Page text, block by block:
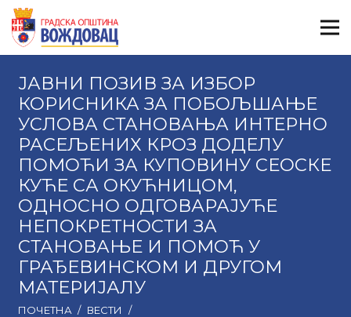
ЈАВНИ ПОЗИВ ЗА ИЗБОР
КОРИСНИКА ЗА ПОБОЉШАЊЕ
УСЛОВА СТАНОВАЊА ИНТЕРНО
РАСЕЉЕНИХ КРОЗ ДОДЕЛУ
ПОМОЋИ ЗА КУПОВИНУ СЕОСКЕ
КУЋЕ СА ОКУЋНИЦОМ,
ОДНОСНО ОДГОВАРАЈУЋЕ
НЕПОКРЕТНОСТИ ЗА
СТАНОВАЊЕ И ПОМОЋ У
ГРАЂЕВИНСКОМ И ДРУГОМ
МАТЕРИЈАЛУ
ПОЧЕТНА / ВЕСТИ
/